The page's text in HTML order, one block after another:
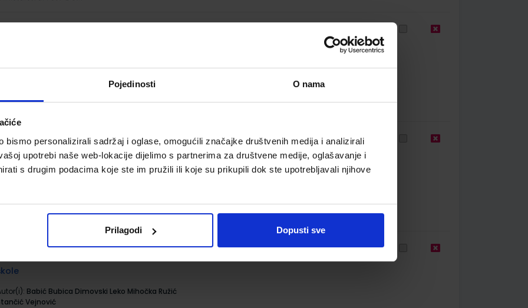
Pojedinosti O nama
bismo personalizirali sadržaj i oglase, omogućili značajke društvenih medija i analizirali
upotrebi naše web-lokacije dijelimo s partnerima za društvene medije, oglašavanje i
s drugim podacima koje ste im pružili ili koje su prikupili dok ste upotrebljavali njihove
Prilagodi Dopusti sve
udžbenik informatike u
osmom razredu osnovne škole s dodatnim
digitalnim sadržajima
ŠKOLSKA KNJIGA d.d.
Registarski broj
7601
569201 500163 13,24 €
#MOJPORTAL8; radna bilježnica za
u osmom razredu osnovne
Babić Bubica Dimovski Leko Mihočka Ružić
Vejnović
569202 500177 13,60 €